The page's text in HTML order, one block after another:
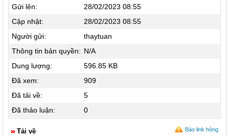
Gửi lên:
28/02/2023 08:55
Cập nhật:
28/02/2023 08:55
Người gửi:
thaytuan
Thông tin bản quyền: N/A
Dung lượng:
596.85 KB
Đã xem:
909
Đã tải về:
5
Đã thảo luận:
0
Báo link hỏng
Tải về